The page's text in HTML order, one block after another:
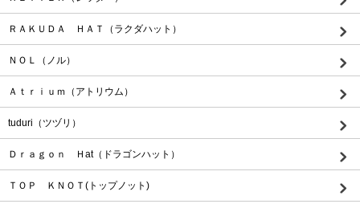
ＲＡＫＵＤＡ ＨＡＴ（ラクダハット）
ＮＯＬ（ノル）
Ａｔｒｉｕｍ（アトリウム）
tuduri（ツヅリ）
Ｄｒａｇｏｎ Ｈat（ドラゴンハット）
ＴＯＰ ＫＮＯＴ(トップノット)